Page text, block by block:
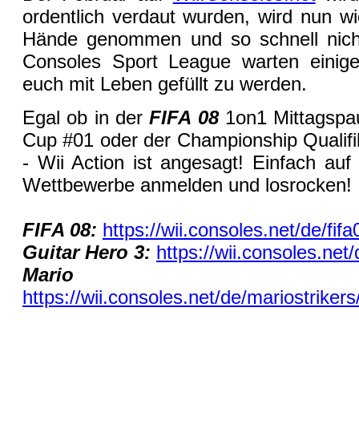
ordentlich verdaut wurden, wird nun
Hände genommen und so schnell
Consoles Sport League warten
euch mit Leben gefüllt zu werden.
Egal ob in derFIFA 081on1
Cup #01 oder der Championship
- Wii Action ist angesagt! Einfach auf
Wettbewerbe anmelden und losrocken!
FIFA 08: https://wii.consoles.net/de/
Guitar Hero 3: https://
Mario
https://wii.consoles.net/de/